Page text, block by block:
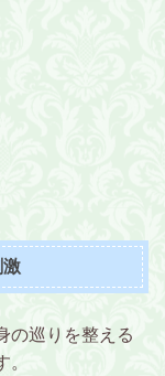
激
の巡りを整える